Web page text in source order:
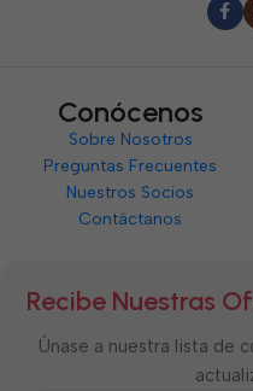
Conócenos
Sobre Nosotros
Preguntas Frecuentes
Nuestros Socios
Contáctanos
Recibe Nuestras
Únase a nuestra lista de